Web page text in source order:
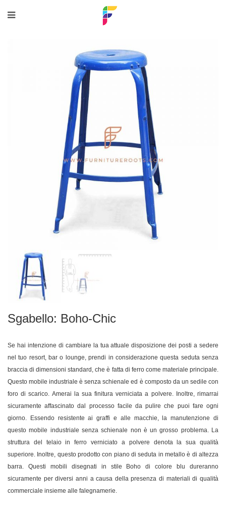
Sgabello: Boho-Chic
Se hai intenzione di cambiare la tua attuale disposizione dei posti a sedere
nel tuo resort, bar o lounge, prendi in considerazione questa seduta senza
braccia di dimensioni standard, che è fatta di ferro come materiale principale.
Questo mobile industriale è senza schienale ed è composto da un sedile con
foro di scarico. Amerai la sua finitura verniciata a polvere. Inoltre, rimarrai
sicuramente affascinato dal processo facile da pulire che puoi fare ogni
giorno. Essendo resistente ai graffi e alle macchie, la manutenzione di
questo mobile industriale senza schienale non è un grosso problema. La
struttura del telaio in ferro verniciato a polvere denota la sua qualità
superiore. Inoltre, questo prodotto con piano di seduta in metallo è di altezza
barra. Questi mobili disegnati in stile Boho di colore blu dureranno
sicuramente per diversi anni a causa della presenza di materiali di qualità
commerciale insieme alle falegnamerie.